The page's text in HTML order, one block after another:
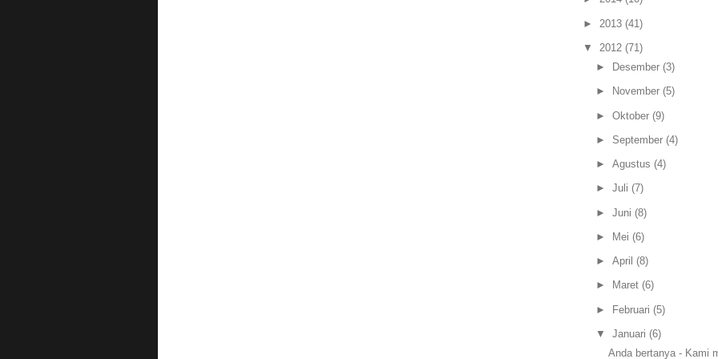
► 2013 (41)
▼ 2012 (71)
►
Desember (3)
► November (5)
► Oktober (9)
► September (4)
► Agustus (4)
► Juli (7)
► Juni (8)
► Mei (6)
► April (8)
► Maret (6)
► Februari (5)
▼ Januari (6)
Anda bertanya - Kami